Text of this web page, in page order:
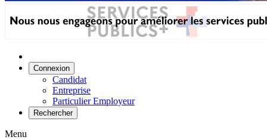
Connexion
Candidat
Entreprise
Particulier Employeur
Rechercher
Menu